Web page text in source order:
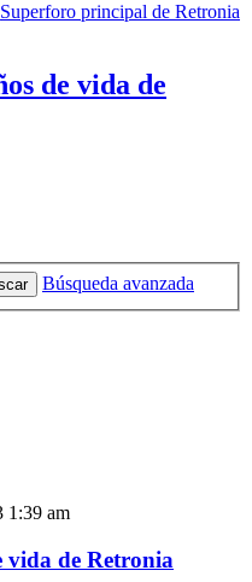
Superforo principal de Retronia
de vida de
Búsqueda avanzada
1:39 am
vida de Retronia